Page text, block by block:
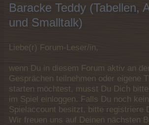
Baracke Teddy (Tabellen,
und Smalltalk)
Liebe(r) Forum-Leser/in,
wenn Du in diesem Forum aktiv an
Gesprächen teilnehmen oder eigene
starten möchtest, musst Du Dich
im Spiel einloggen. Falls Du noch
Spielaccount besitzt, bitte registriere
Wir freuen uns auf Deinen nächsten